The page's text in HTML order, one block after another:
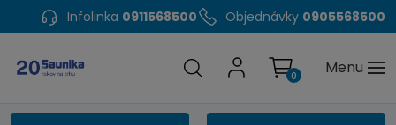
Infolinka 0911568500 Objednávky 0905568500
Menu
0